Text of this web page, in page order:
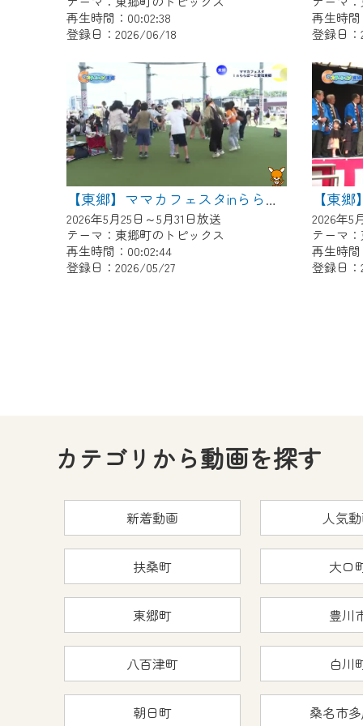
再生時間：00:02:38
登録日：2026/06/18
再生時間
登録日
【東郷】ママカフェスタinららぽーと愛知東郷
2026年5月25日～5月31日放送
テーマ：東郷町のトピックス
再生時間：00:02:44
登録日：2026/05/27
2026年5
テーマ
再生時間
登録日
カテゴリから動画を探す
新着動画 人気
扶桑町 大口
東郷町 豊川
八百津町 白川
朝日町 桑名市